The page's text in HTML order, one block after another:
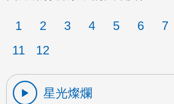
1 2 3 4 5 6 7
11
12
星光燦爛